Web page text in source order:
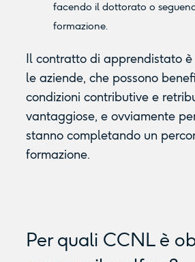
facendo il dottorato o
formazione.
Il contratto di apprendistato
le aziende, che possono
condizioni contributive e
vantaggiose, e ovviamente
stanno completando un
formazione.
Per quali CCNL è